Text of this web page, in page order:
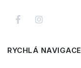
RYCHLÁ NAVIGACE